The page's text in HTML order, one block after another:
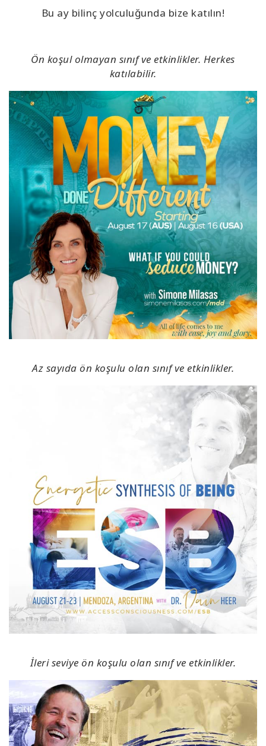
Bu ay bilinç yolculuğunda bize katılın!
Ön koşul olmayan sınıf ve etkinlikler. Herkes
katılabilir.
Az sayıda ön koşulu olan sınıf ve etkinlikler.
İleri seviye ön koşulu olan sınıf ve etkinlikler.